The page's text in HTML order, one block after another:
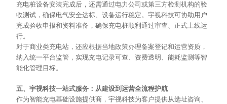
充电桩设备安装完成后，还需通过电力公司或第三方检测机构的验
收测试，确保电气安全达标、设备运行稳定。宇视科技可协助用户
完成验收申报和资料准备，确保充电桩顺利通过审查、正式上线运
行。
对于商业类充电站，还应根据当地政策办理备案登记和运营资质，
纳入统一平台监管，实现充电记录可查、资费透明、能耗监测等智
能化管理目标。
五、宇视科技一站式服务：从建设到运营全流程护航
作为智能充电基础设施提供商，宇视科技为客户提供从选址咨询、